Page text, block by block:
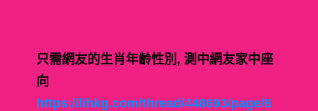
只需網友的生肖年齡性別, 測中網友家中座
向
https://lihkg.com/thread/448693/page/8